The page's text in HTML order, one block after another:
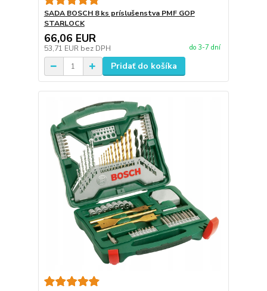
SADA BOSCH 8 ks príslušenstva PMF GOP
STARLOCK
66,06 EUR
53,71 EUR bez DPH do 3-7 dní
Pridať do košíka